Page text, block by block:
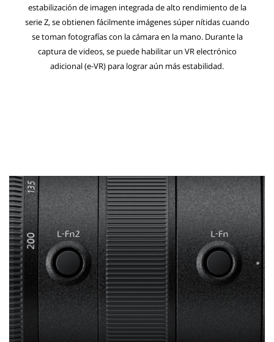
estabilización de imagen integrada de alto rendimiento de la
serie Z, se obtienen fácilmente imágenes súper nítidas cuando
se toman fotografías con la cámara en la mano. Durante la
captura de videos, se puede habilitar un VR electrónico
adicional (e-VR) para lograr aún más estabilidad.